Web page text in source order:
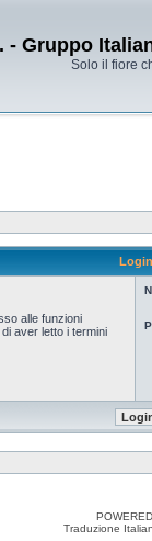
- Gruppo
Solo il fiore
Login
alle funzioni
aver letto i termini
Traduzione